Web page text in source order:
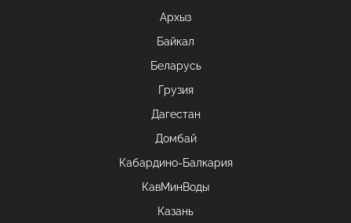
Архыз
Байкал
Беларусь
Грузия
Дагестан
Домбай
Кабардино-Балкария
КавМинВоды
Казань